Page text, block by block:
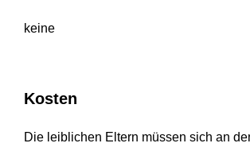
keine
Kosten
Die leiblichen Eltern müssen sich an